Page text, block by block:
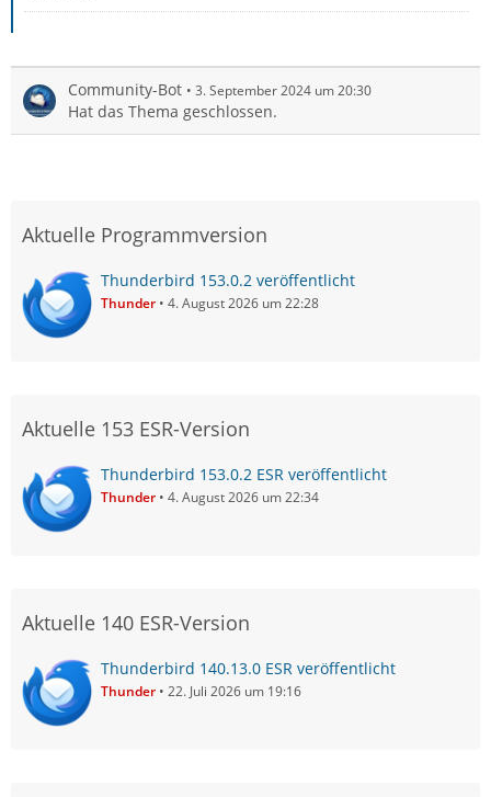
Community-Bot 3. September 2024 um 20:30
Hat das Thema geschlossen.
Aktuelle Programmversion
Thunderbird 153.0.2 veröffentlicht
Thunder 4. August 2026 um 22:28
Aktuelle 153 ESR-Version
Thunderbird 153.0.2 ESR veröffentlicht
Thunder 4. August 2026 um 22:34
Aktuelle 140 ESR-Version
Thunderbird 140.13.0 ESR veröffentlicht
Thunder 22. Juli 2026 um 19:16